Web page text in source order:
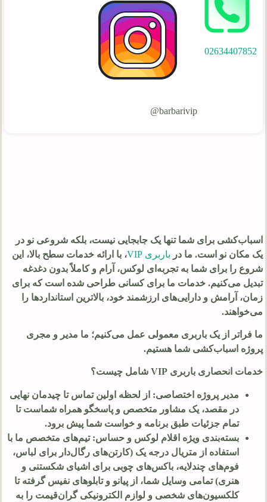
02634407852
barbarivip@
اسباب‌کشی برای شما تنها یک جابجایی نیست، بلکه شروعی نو در
یک مکان نو است. ما در باربری VIP
، با ارائه خدمات سطح بالا، این
شروع را برای شما به تجربه‌ای لوکس، آرام و کاملاً بدون دغدغه
تبدیل می‌کنیم. خدمات ما برای کسانی طراحی شده است که برای
زمان، آرامش و دارایی‌های ارزشمند خود، بالاترین استانداردها را
می‌خواهند.
ما فراتر از یک باربری معمولی عمل می‌کنیم؛ ما مدیر و مجری
پروژه اسباب‌کشی شما هستیم.
خدمات انحصاری باربری VIP شامل چیست؟
مدیر پروژه اختصاصی: از لحظه اولین تماس تا چیدمان نهایی
در مقصد، یک مشاور متخصص و پاسخگو همراه شماست تا
تمام جزئیات طبق برنامه و خواست شما پیش برود.
بسته‌بندی ویژه اقلام لوکس و حساس: تیم‌های متخصص ما با
استفاده از متریال درجه یک (کارتن‌های رگال‌دار برای لباس،
فوم‌های چندلایه، باکس‌های چوبی برای اشیای شکستنی و
هنری) تمامی وسایل شما، از پیانو و تابلوهای نفیس گرفته تا
کلکسیون‌های شخصی و لوازم الکترونیکی گران‌قیمت را به